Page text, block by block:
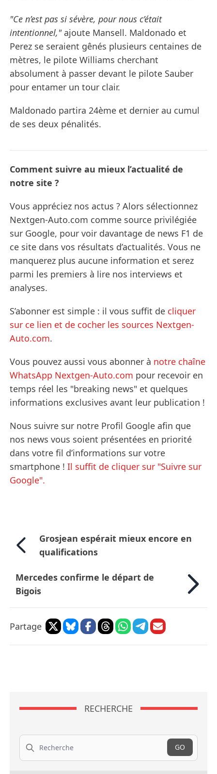
"Ce n’est pas si sévère, pour nous c’était
intentionnel,"ajoute Mansell. Maldonado et
Perez se seraient gênés plusieurs centaines de
mètres, le pilote Williams cherchant
absolument à passer devant le pilote Sauber
pour entamer un tour clair.
Maldonado partira 24ème et dernier au cumul
de ses deux pénalités.
Comment suivre au mieux l’actualité de
notre site ?
Vous appréciez nos actus ? Alors sélectionnez
Nextgen-Auto.com comme source privilégiée
sur Google, pour voir davantage de news F1 de
ce site dans vos résultats d’actualités. Vous ne
manquerez plus aucune information et serez
parmi les premiers à lire nos interviews et
analyses.
S’abonner est simple : il vous suffit de cliquer
sur ce lien et de cocher les sources Nextgen-
Auto.com.
Vous pouvez aussi vous abonner à notre chaîne
WhatsApp Nextgen-Auto.com pour recevoir en
temps réel les "breaking news" et quelques
informations exclusives avant leur publication !
Nous suivre sur notre Profil Google afin que
nos news vous soient présentées en priorité
dans votre fil d’informations sur votre
smartphone ! Il suffit de cliquer sur "Suivre sur
Google".
Grosjean espérait mieux encore en
qualifications
Mercedes confirme le départ de
Bigois
Partage
RECHERCHE
Recherche
GO